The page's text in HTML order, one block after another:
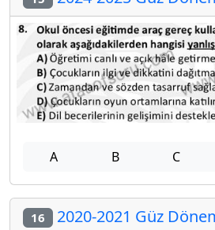
A B C
16 2020-2021 Güz